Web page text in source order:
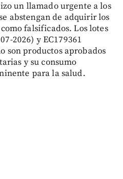
un llamado urgente a los
abstengan de adquirir los
falsificados. Los lotes
2026) y EC179361
son productos aprobados
y su consumo
para la salud.